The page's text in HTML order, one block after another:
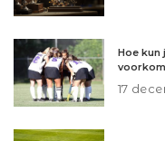
Hoe kun
17